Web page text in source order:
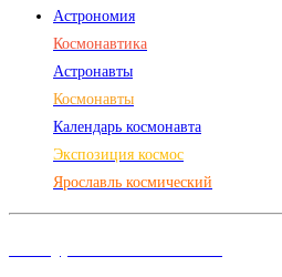
Астрономия
Космонавтика
Астронавты
Космонавты
Календарь космонавта
Экспозиция космос
Ярославль космический